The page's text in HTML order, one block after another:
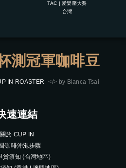
TAC | 愛樂壓大賽
台灣
測冠軍咖啡豆
IN ROASTER </> by Bianca Tsai
速連結
關於 CUP IN
咖啡沖泡步驟
貨須知 (台灣地區)